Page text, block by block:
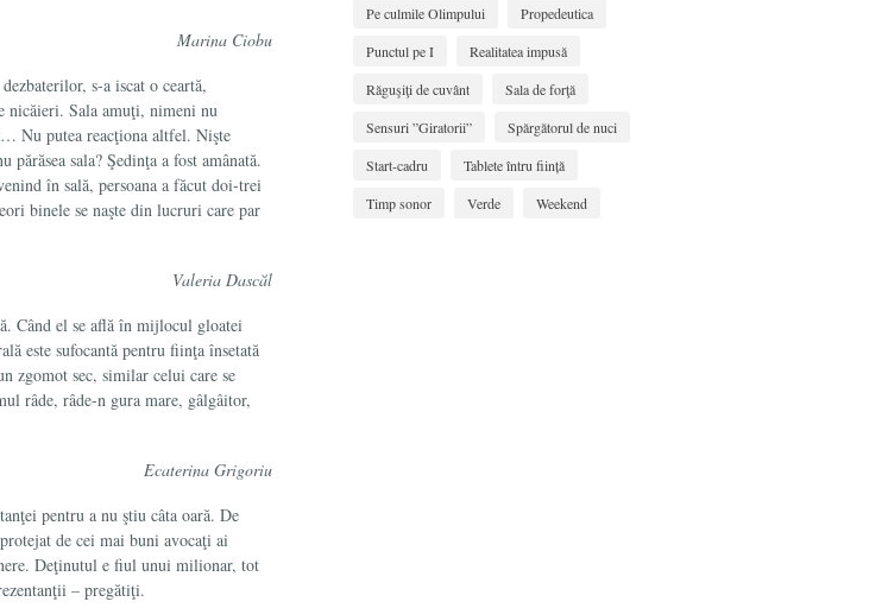
Marina Ciobu
s-a iscat o ceartă,
nicăieri. Sala amuţi, nimeni nu
Nu putea reacţiona altfel. Nişte
sala? Şedinţa a fost amânată.
în sală, persoana a făcut doi-trei
binele se naşte din lucruri care par
Valeria Dascăl
Când el se află în mijlocul gloatei
este sufocantă pentru fiinţa însetată
zgo­mot sec, similar celui care se
râde, râde-n gura mare, gâlgâitor,
Ecaterina Grigoriu
pentru a nu ştiu câta oară. De
de cei mai buni avocaţi ai
Deţinutul e fiul unui milionar, tot
– pregătiţi.
Pe culmile Olimpului
Propedeutica
Punctul pe I
Realitatea impusă
Răguşiţi de cuvânt
Sala de forţă
Sensuri ”Giratorii”
Spărgătorul de nuci
Start-cadru
Tablete întru ființă
Timp sonor
Verde Weekend